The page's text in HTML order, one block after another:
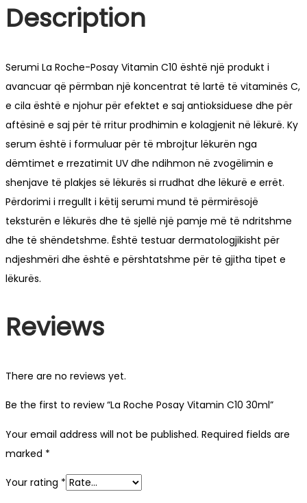
Description
Serumi La Roche-Posay Vitamin C10 është një produkt i
avancuar që përmban një koncentrat të lartë të vitaminës C,
e cila është e njohur për efektet e saj antioksiduese dhe për
aftësinë e saj për të rritur prodhimin e kolagjenit në lëkurë. Ky
serum është i formuluar për të mbrojtur lëkurën nga
dëmtimet e rrezatimit UV dhe ndihmon në zvogëlimin e
shenjave të plakjes së lëkurës si rrudhat dhe lëkurë e errët.
Përdorimi i rregullt i këtij serumi mund të përmirësojë
teksturën e lëkurës dhe të sjellë një pamje më të ndritshme
dhe të shëndetshme. Është testuar dermatologjikisht për
ndjeshmëri dhe është e përshtatshme për të gjitha tipet e
lëkurës.
Reviews
There are no reviews yet.
Be the first to review “La Roche Posay Vitamin C10 30ml”
Your email address will not be published. Required fields are
marked *
Your rating *